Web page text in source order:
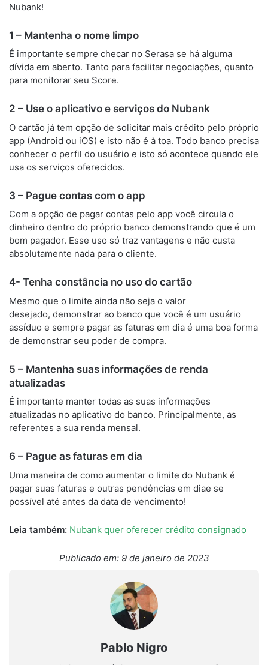
Nubank!
1 – Mantenha o nome limpo
É importante sempre checar no Serasa se há alguma
dívida em aberto. Tanto para facilitar negociações, quanto
para monitorar seu Score.
2 – Use o aplicativo e serviços do Nubank
O cartão já tem opção de solicitar mais crédito pelo próprio
app (Android ou iOS) e isto não é à toa. Todo banco precisa
conhecer o perfil do usuário e isto só acontece quando ele
usa os serviços oferecidos.
3 – Pague contas com o app
Com a opção de pagar contas pelo app você circula o
dinheiro dentro do próprio banco demonstrando que é um
bom pagador. Esse uso só traz vantagens e não custa
absolutamente nada para o cliente.
4- Tenha constância no uso do cartão
Mesmo que o limite ainda não seja o valor
desejado, demonstrar ao banco que você é um usuário
assíduo e sempre pagar as faturas em dia é uma boa forma
de demonstrar seu poder de compra.
5 – Mantenha suas informações de renda
atualizadas
É importante manter todas as suas informações
atualizadas no aplicativo do banco. Principalmente, as
referentes a sua renda mensal.
6 – Pague as faturas em dia
Uma maneira de como aumentar o limite do Nubank é
pagar suas faturas e outras pendências em diae se
possível até antes da data de vencimento!
Leia também: Nubank quer oferecer crédito consignado
Publicado em: 9 de janeiro de 2023
Pablo Nigro